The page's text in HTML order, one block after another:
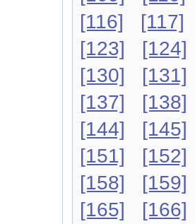
[116]
[117]
[123]
[124]
[130]
[131]
[137]
[138]
[144]
[145]
[151]
[152]
[158]
[159]
[165]
[166]